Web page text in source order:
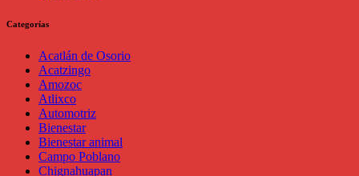
Categorías
Acatlán de Osorio
Acatzingo
Amozoc
Atlixco
Automotriz
Bienestar
Bienestar animal
Campo Poblano
Chignahuapan